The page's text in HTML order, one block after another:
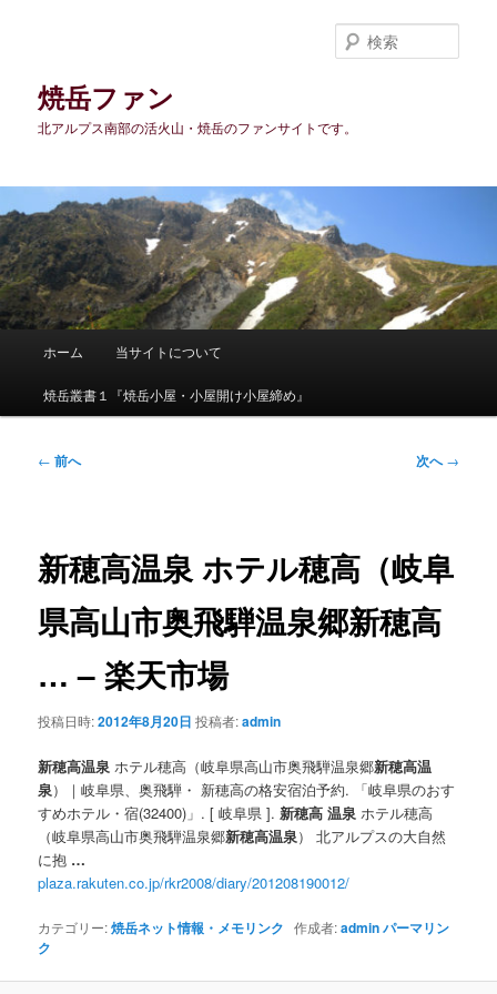
移
動
焼岳ファン
北アルプス南部の活火山・焼岳のファンサイトです。
索
メ
ホーム 当サイトについて
焼岳叢書１『焼岳小屋・小屋開け小屋締め』
投
ゲ
ー
ョ
ン
← 前へ 次へ→
新穂高温泉ホテル穂高（岐阜
県高山市奥飛騨温泉郷新穂高
… – 楽天市場
投稿日時:2012年8月20日 投稿者:admin
新穂高温泉 ホテル穂高（岐阜県高山市奥飛騨温泉郷新穂高温
泉）｜岐阜県、奥飛騨・ 新穂高の格安宿泊予約. 「岐阜県のおす
すめホテル・宿(32400)」. [ 岐阜県 ].新穂高 温泉 ホテル穂高
（岐阜県高山市奥飛騨温泉郷新穂高温泉） 北アルプスの大自然
に抱 …
plaza.rakuten.co.jp/rkr2008/diary/201208190012/
カテゴリー:焼岳ネット情報・メモリンク 作成者:adminパーマリン
ク